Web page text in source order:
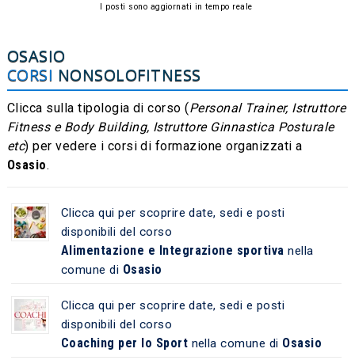
I posti sono aggiornati in tempo reale
OSASIO
CORSI NONSOLOFITNESS
Clicca sulla tipologia di corso (Personal Trainer, Istruttore
Fitness e Body Building, Istruttore Ginnastica Posturale
etc) per vedere i corsi di formazione organizzati a
Osasio.
Clicca qui per scoprire date, sedi e posti
disponibili del corso
Alimentazione e Integrazione sportiva nella
comune di Osasio
Clicca qui per scoprire date, sedi e posti
disponibili del corso
Coaching per lo Sport nella comune di Osasio